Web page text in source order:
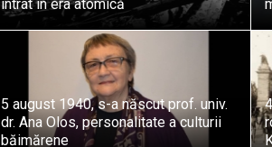
intrat în era atomică
5 august 1940, s-a născut prof. univ.
dr. Ana Olos, personalitate a culturii
băimărene